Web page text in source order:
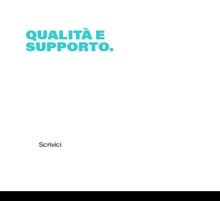
QUALITÀ E
SUPPORTO.
Scrivici